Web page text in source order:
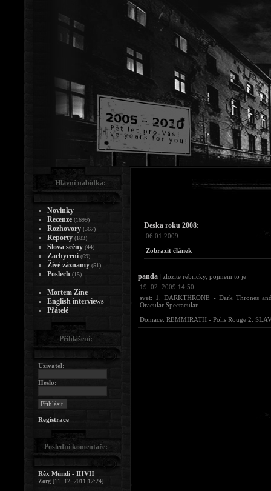
Deska roku 2008:
06.01.2009
Zobrazit článek
panda
zlozite rebricky, pojmem to je
19. 02. 2009 14:50
svet: 1. DARKTHRONE - Dark Thrones
Oracular Spectacular
Domace: REMMIRATH - Polis Rouge 2.
Hlavní nabídka:
Novinky
Recenze (1699)
Rozhovory (367)
Reporty (183)
Slova scény (44)
Zachycení (69)
Živé záznamy (51)
Poslech (15)
Mortem Zine
English interviews
Přátelé
Přihlášení:
Uživatel:
Heslo:
Registrace
Poslední komentáře:
Rêx Mündi - IHVH
Zorg [11. 12. 2011 12:24]